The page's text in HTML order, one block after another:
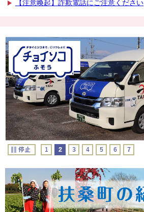
【注意喚起】詐欺電話にご注意ください